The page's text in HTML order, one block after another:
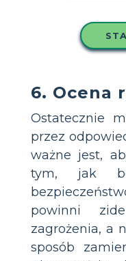
6. Ocena
Ostatecznie
przez
ważne jest,
tym, jak
powinni
zagrożenia, a
sposób